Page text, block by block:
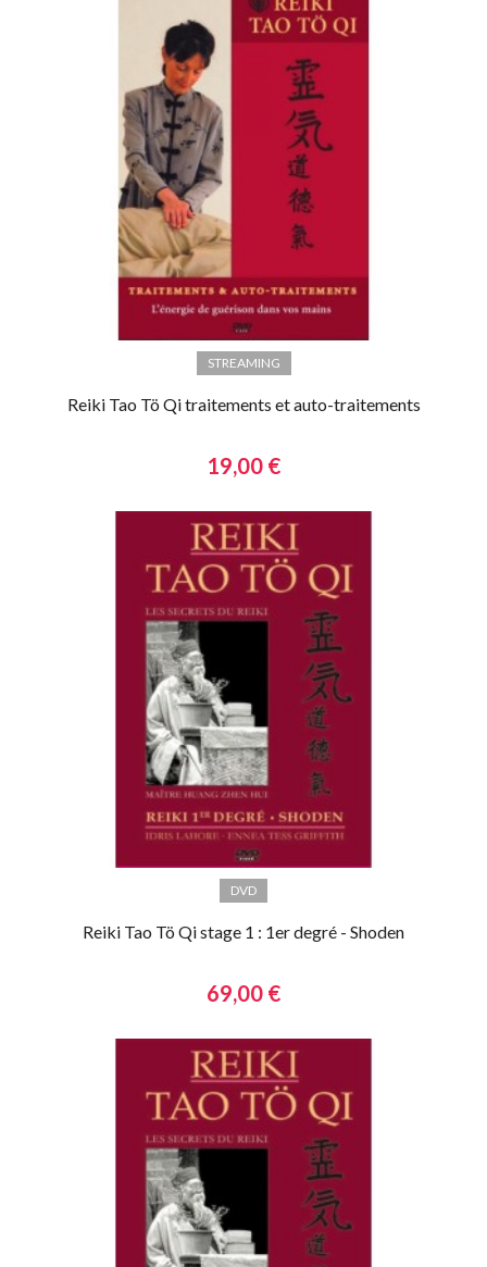
STREAMING
Reiki Tao Tö Qi traitements et auto-traitements
19,00 €
DVD
Reiki Tao Tö Qi stage 1 : 1er degré - Shoden
69,00 €